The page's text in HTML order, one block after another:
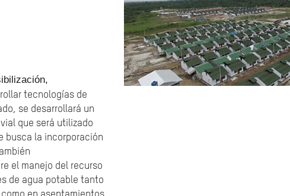
tecnologías de
se desarrollará un
que será utilizado
busca la incorporación
el manejo del recurso
de agua potable tanto